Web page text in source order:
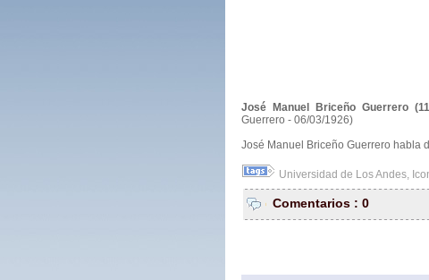
José Manuel Briceño Guerrero
Guerrero - 06/03/1926)
José Manuel Briceño Guerrero habla
Universidad de Los Andes,
Comentarios : 0